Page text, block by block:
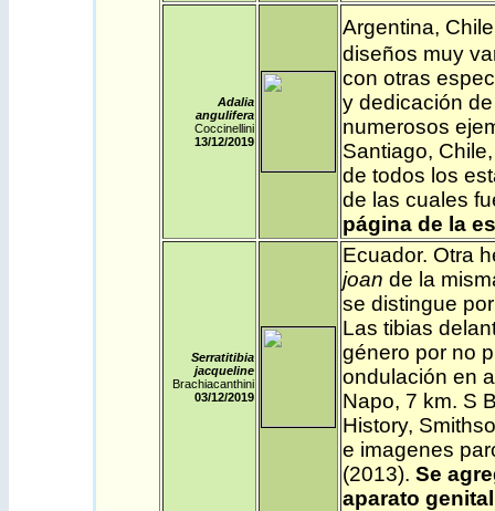
Adalia
angulifera
Coccinellini
13/12/2019
Argentina, Chile
diseños muy
con otras
y dedicación
numerosos
Santiago,
de todos los
de las cuales
página de la
Serratitibia
jacqueline
Brachiacanthini
03/12/2019
Ecuador. Otra
joan de la
se distingue
Las tibias
género por no
ondulación en
Napo, 7 km. S
History,
e imagenes
(2013). Se
aparato